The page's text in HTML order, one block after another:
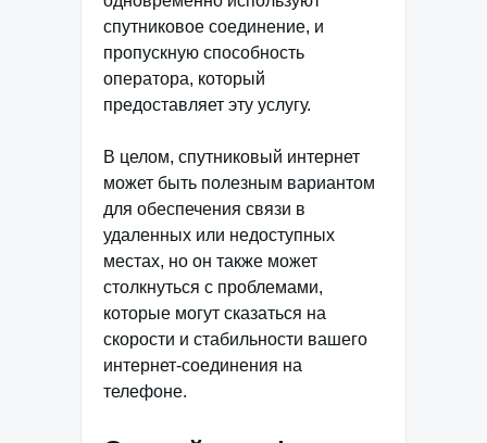
спутниковое соединение, и
пропускную способность
оператора, который
предоставляет эту услугу.
В целом, спутниковый интернет
может быть полезным вариантом
для обеспечения связи в
удаленных или недоступных
местах, но он также может
столкнуться с проблемами,
которые могут сказаться на
скорости и стабильности вашего
интернет-соединения на
телефоне.